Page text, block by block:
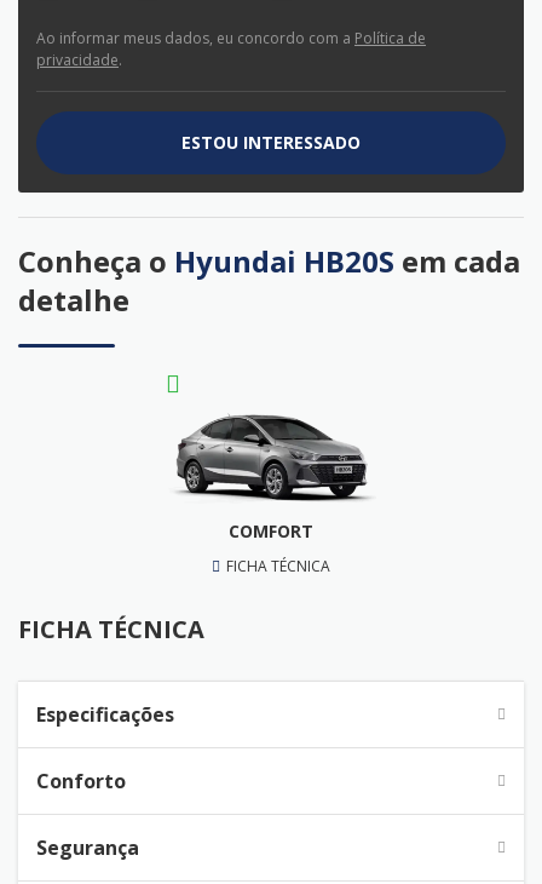
Ao informar meus dados, eu concordo com a Política de
privacidade.
ESTOU INTERESSADO
Conheça o Hyundai HB20S em cada
detalhe
COMFORT
FICHA TÉCNICA
FICHA TÉCNICA
Especificações
Conforto
Segurança